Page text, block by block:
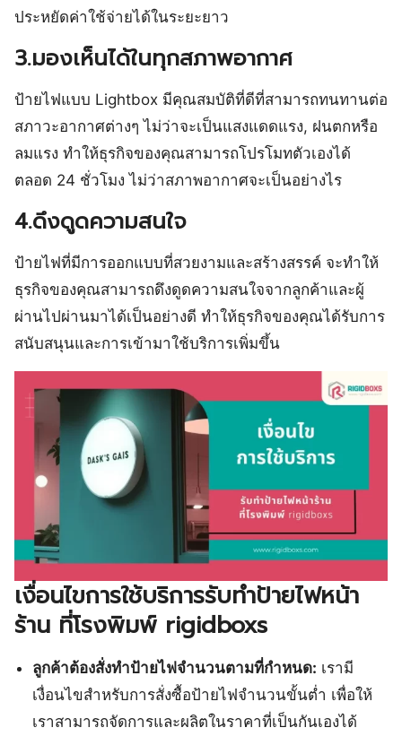
ประหยัดค่าใช้จ่ายได้ในระยะยาว
3.มองเห็นได้ในทุกสภาพอากาศ
ป้ายไฟแบบ Lightbox มีคุณสมบัติที่ดีที่สามารถทนทานต่อ
สภาวะอากาศต่างๆ ไม่ว่าจะเป็นแสงแดดแรง, ฝนตกหรือ
ลมแรง ทำให้ธุรกิจของคุณสามารถโปรโมทตัวเองได้
ตลอด 24 ชั่วโมง ไม่ว่าสภาพอากาศจะเป็นอย่างไร
4.ดึงดูดความสนใจ
ป้ายไฟที่มีการออกแบบที่สวยงามและสร้างสรรค์ จะทำให้
ธุรกิจของคุณสามารถดึงดูดความสนใจจากลูกค้าและผู้
ผ่านไปผ่านมาได้เป็นอย่างดี ทำให้ธุรกิจของคุณได้รับการ
สนับสนุนและการเข้ามาใช้บริการเพิ่มขึ้น
เงื่อนไขการใช้บริการรับทำป้ายไฟหน้า
ร้าน ที่โรงพิมพ์ rigidboxs
ลูกค้าต้องสั่งทำป้ายไฟจำนวนตามที่กำหนด: เรามี
เงื่อนไขสำหรับการสั่งซื้อป้ายไฟจำนวนขั้นต่ำ เพื่อให้
เราสามารถจัดการและผลิตในราคาที่เป็นกันเองได้